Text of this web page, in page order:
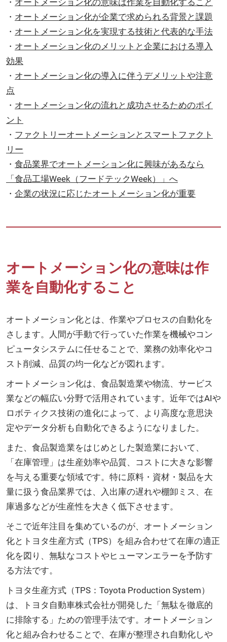
・ オートメーション化の意味は作業を自動化すること
・ オートメーション化が企業で求められる背景と課題
・ オートメーション化を実現する技術と代表的な手法
・ オートメーション化のメリットと企業における導入
効果
・ オートメーション化の導入に伴うデメリットや注意
点
・ オートメーション化の流れと成功させるためのポイ
ント
・ ファクトリーオートメーションとスマートファクト
リー
・ 食品業界でオートメーション化に興味があるなら
「食品工場Week（フードテックWeek）」へ
・ 企業の状況に応じたオートメーション化が重要
オートメーション化の意味は作
業を自動化すること
オートメーション化とは、作業やプロセスの自動化を
さします。人間が手動で行っていた作業を機械やコン
ピュータシステムに任せることで、業務の効率化やコ
スト削減、品質の均一化などが図れます。
オートメーション化は、食品製造業や物流、サービス
業などの幅広い分野で活用されています。近年ではAIや
ロボティクス技術の進化によって、より高度な意思決
定やデータ分析も自動化できるようになりました。
また、食品製造業をはじめとした製造業において、
「在庫管理」は生産効率や品質、コストに大きな影響
を与える重要な領域です。特に原料・資材・製品を大
量に扱う食品業界では、入出庫の遅れや棚卸ミス、在
庫過多などが生産性を大きく低下させます。
そこで近年注目を集めているのが、オートメーション
化とトヨタ生産方式（TPS）を組み合わせて在庫の適正
化を図り、無駄なコストやヒューマンエラーを予防す
る方法です。
トヨタ生産方式（TPS：Toyota Production System）
は、トヨタ自動車株式会社が開発した「無駄を徹底的
に排除する」ための管理手法です。オートメーション
化と組み合わせることで、在庫が整理され自動化しや